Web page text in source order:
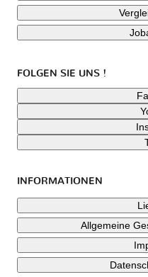
FOLGEN SIE UNS !
INFORMATIONEN
Allgemeine